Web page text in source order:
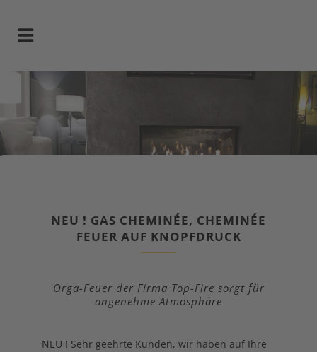
GAS CHEMINÉE & OFEN
NEU ! GAS CHEMINÉE, CHEMINÉE
FEUER AUF KNOPFDRUCK
Orga-Feuer der Firma Top-Fire sorgt für
angenehme Atmosphäre
NEU ! Sehr geehrte Kunden, wir haben auf Ihre